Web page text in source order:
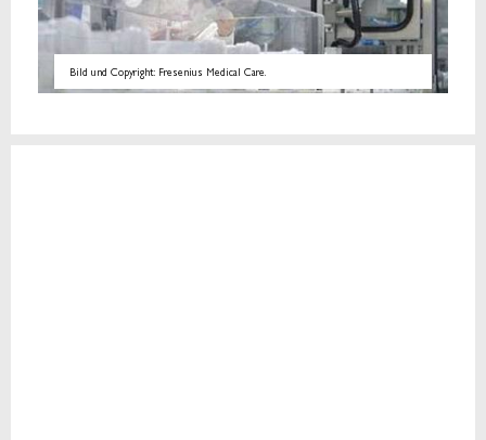
Bild und Copyright: Fresenius Medical Care.